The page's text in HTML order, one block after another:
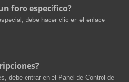
foro específico?
debe hacer clic en el enlace
debe entrar en el Panel de Control de